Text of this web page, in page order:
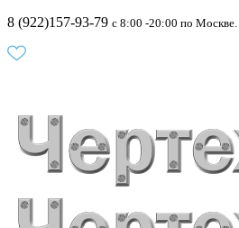
8 (922)157-93-79 c 8:00 -20:00 по Москве.